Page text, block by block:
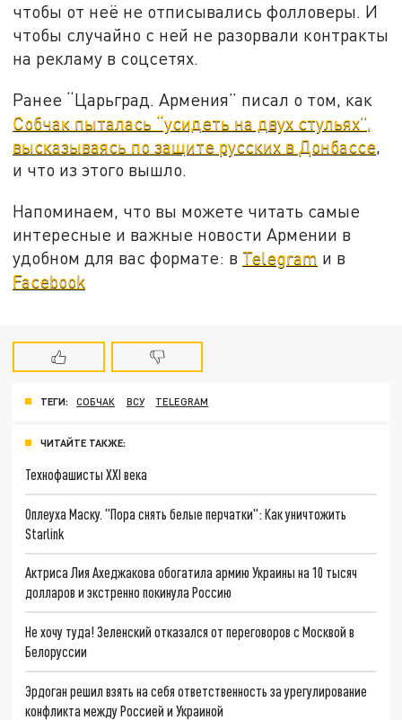
чтобы от неё не отписывались фолловеры. И
чтобы случайно с ней не разорвали контракты
на рекламу в соцсетях.
Ранее “Царьград. Армения” писал о том, как
Собчак пыталась “усидеть на двух стульях”,
высказываясь по защите русских в Донбассе,
и что из этого вышло.
Напоминаем, что вы можете читать самые
интересные и важные новости Армении в
удобном для вас формате: в Telegram и в
Facebook
ТЕГИ: СОБЧАК ВСУ TELEGRAM
ЧИТАЙТЕ ТАКЖЕ:
Технофашисты XXI века
Оплеуха Маску. "Пора снять белые перчатки": Как уничтожить
Starlink
Актриса Лия Ахеджакова обогатила армию Украины на 10 тысяч
долларов и экстренно покинула Россию
Не хочу туда! Зеленский отказался от переговоров с Москвой в
Белоруссии
Эрдоган решил взять на себя ответственность за урегулирование
конфликта между Россией и Украиной